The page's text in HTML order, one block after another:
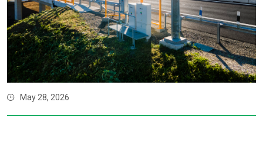
May 28, 2026